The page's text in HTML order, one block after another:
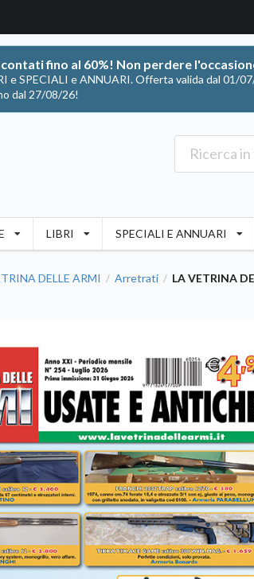
fino al 60%! Non perdere
e SPECIALI e ANNUARI. Offerta valida dal 01/
dal 27/08/26!
LIBRI SPECIALI E ANNUARI
DELLE ARMI / Arretrati / LA VETRINA